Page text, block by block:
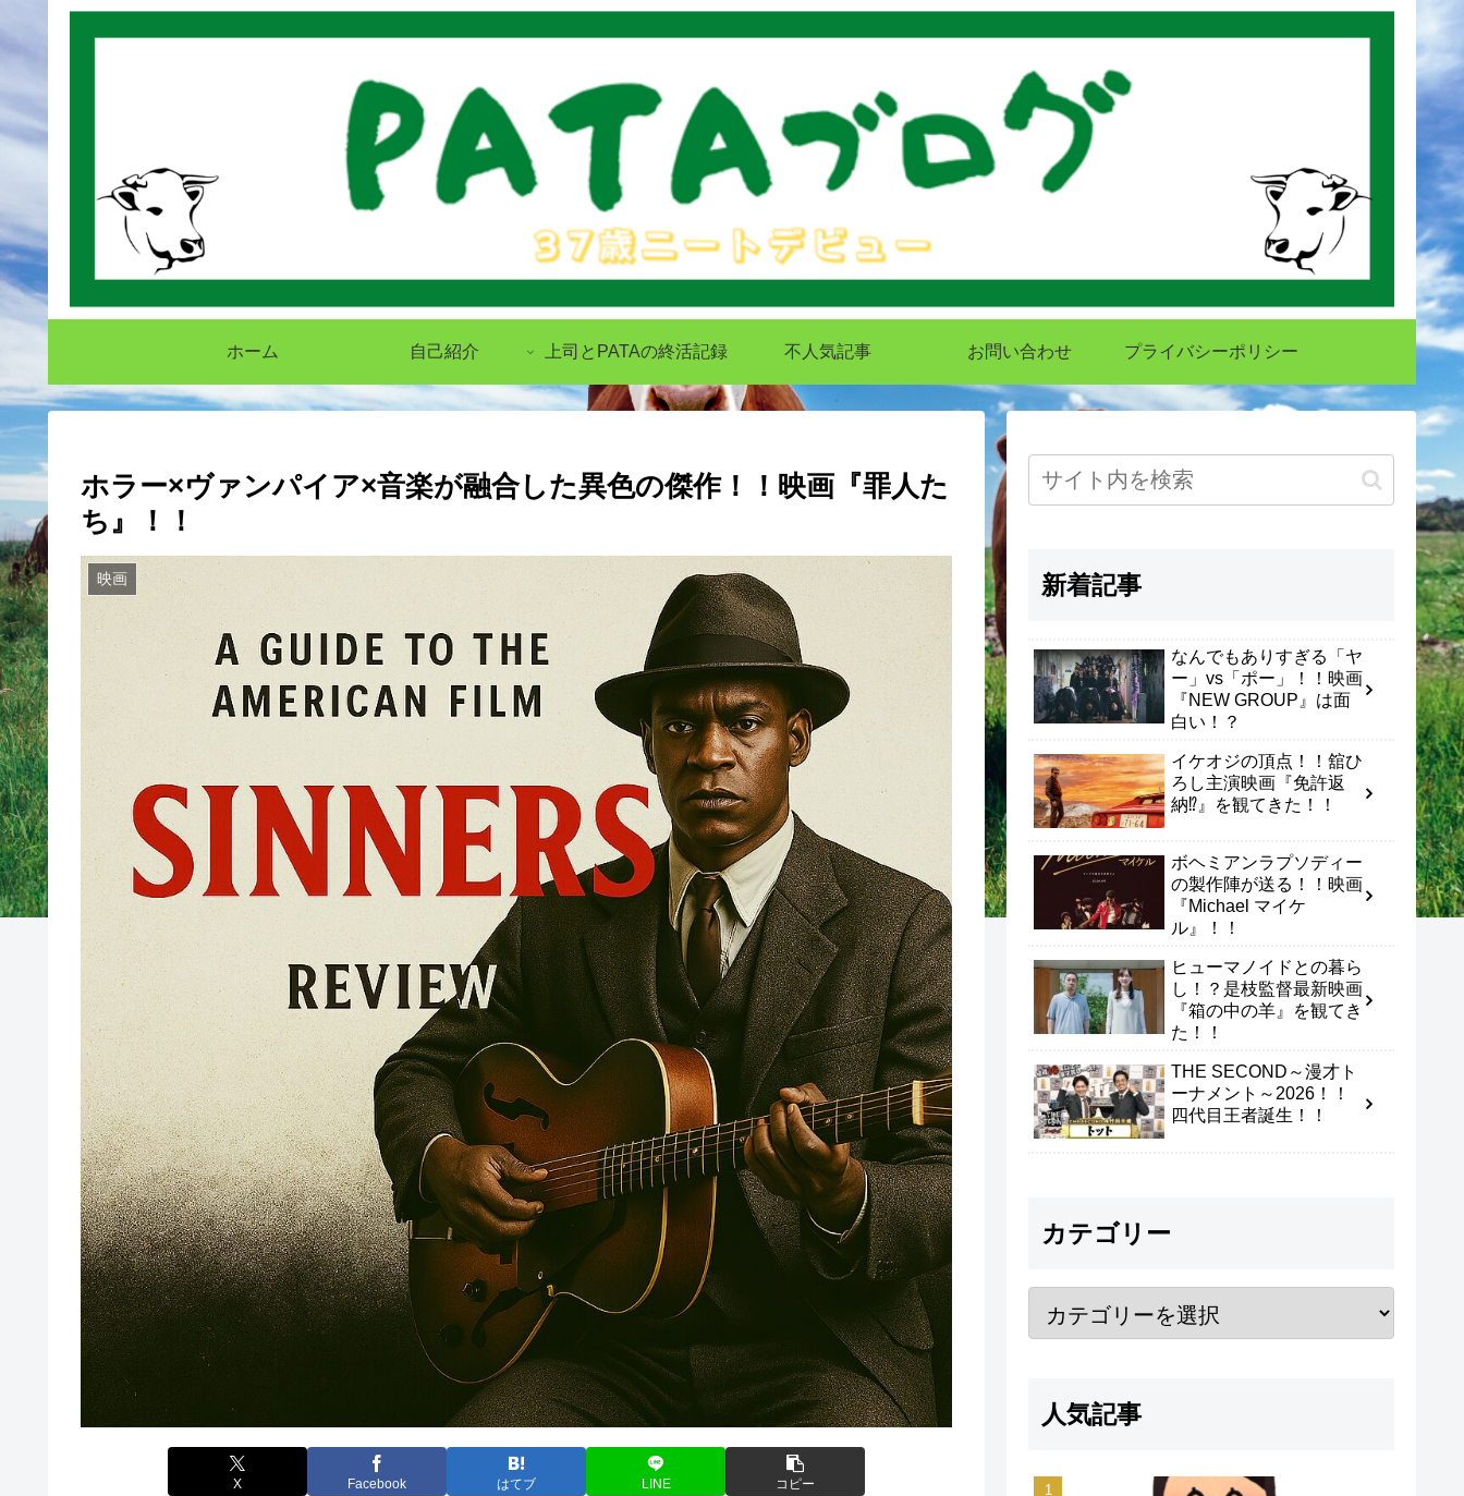
ホーム 自己紹介 上司とPATAの終活記録 不人気記事 お問い合わせ プライバシーポリシー
ホラー×ヴァンパイア×音楽が融合した異色の傑作！！映画『罪人た
ち』！！
映画
X Facebook はてブ LINE コピー
新着記事
なんでもありすぎる「ヤ
ー」vs「ポー」！！映画
『NEW GROUP』は面
白い！？
イケオジの頂点！！舘ひ
ろし主演映画『免許返
納⁉』を観てきた！！
ボヘミアンラプソディー
の製作陣が送る！！映画
『Michael マイケ
ル』！！
ヒューマノイドとの暮ら
し！？是枝監督最新映画
『箱の中の羊』を観てき
た！！
THE SECOND～漫才ト
ーナメント～2026！！
四代目王者誕生！！
カテゴリー
人気記事